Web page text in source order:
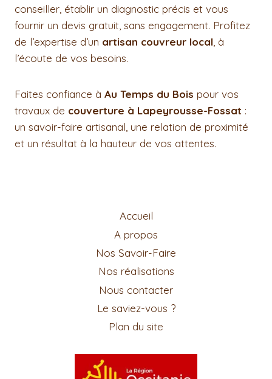
conseiller, établir un diagnostic précis et vous
fournir un devis gratuit, sans engagement. Profitez
de l’expertise d’un artisan couvreur local, à
l’écoute de vos besoins.
Faites confiance à Au Temps du Bois pour vos
travaux de couverture à Lapeyrousse-Fossat :
un savoir-faire artisanal, une relation de proximité
et un résultat à la hauteur de vos attentes.
Accueil
A propos
Nos Savoir-Faire
Nos réalisations
Nous contacter
Le saviez-vous ?
Plan du site